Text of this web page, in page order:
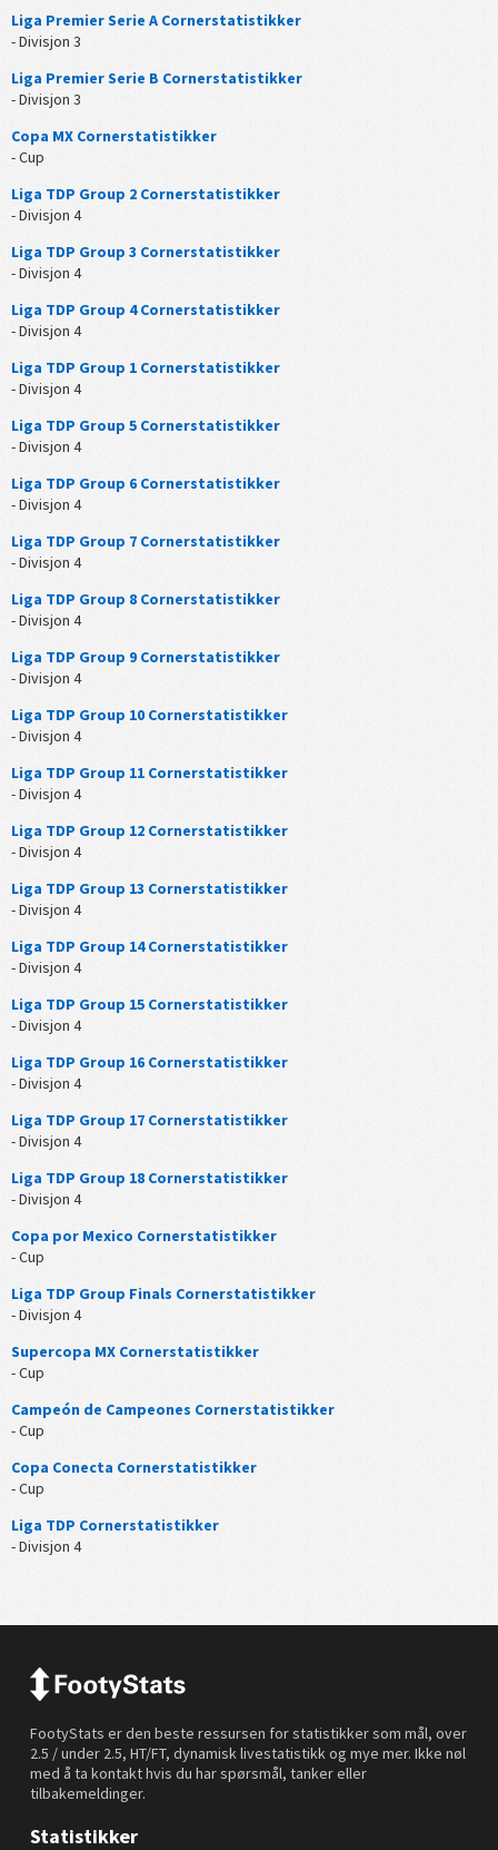
Liga Premier Serie A Cornerstatistikker
- Divisjon 3
Liga Premier Serie B Cornerstatistikker
- Divisjon 3
Copa MX Cornerstatistikker
- Cup
Liga TDP Group 2 Cornerstatistikker
- Divisjon 4
Liga TDP Group 3 Cornerstatistikker
- Divisjon 4
Liga TDP Group 4 Cornerstatistikker
- Divisjon 4
Liga TDP Group 1 Cornerstatistikker
- Divisjon 4
Liga TDP Group 5 Cornerstatistikker
- Divisjon 4
Liga TDP Group 6 Cornerstatistikker
- Divisjon 4
Liga TDP Group 7 Cornerstatistikker
- Divisjon 4
Liga TDP Group 8 Cornerstatistikker
- Divisjon 4
Liga TDP Group 9 Cornerstatistikker
- Divisjon 4
Liga TDP Group 10 Cornerstatistikker
- Divisjon 4
Liga TDP Group 11 Cornerstatistikker
- Divisjon 4
Liga TDP Group 12 Cornerstatistikker
- Divisjon 4
Liga TDP Group 13 Cornerstatistikker
- Divisjon 4
Liga TDP Group 14 Cornerstatistikker
- Divisjon 4
Liga TDP Group 15 Cornerstatistikker
- Divisjon 4
Liga TDP Group 16 Cornerstatistikker
- Divisjon 4
Liga TDP Group 17 Cornerstatistikker
- Divisjon 4
Liga TDP Group 18 Cornerstatistikker
- Divisjon 4
Copa por Mexico Cornerstatistikker
- Cup
Liga TDP Group Finals Cornerstatistikker
- Divisjon 4
Supercopa MX Cornerstatistikker
- Cup
Campeón de Campeones Cornerstatistikker
- Cup
Copa Conecta Cornerstatistikker
- Cup
Liga TDP Cornerstatistikker
- Divisjon 4
FootyStats er den beste ressursen for statistikker som mål, over
2.5 / under 2.5, HT/FT, dynamisk livestatistikk og mye mer. Ikke nøl
med å ta kontakt hvis du har spørsmål, tanker eller
tilbakemeldinger.
Statistikker